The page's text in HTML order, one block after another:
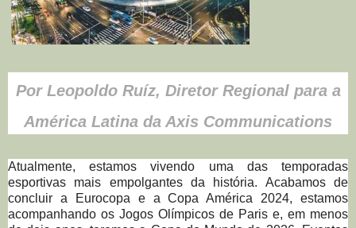
Por Leopoldo Ruíz, Diretor Regional para a
América Latina da Axis Communications
Atualmente, estamos vivendo uma das temporadas
esportivas mais empolgantes da história. Acabamos de
concluir a Eurocopa e a Copa América 2024, estamos
acompanhando os Jogos Olímpicos de Paris e, em menos